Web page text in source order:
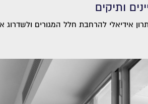
ותיקים
אידיאלי להרחבת חלל המגורים ולשדרוג